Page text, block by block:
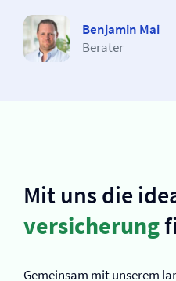
Benjamin Mai
Berater
Mit uns die
versicherung
Gemeinsam mit unserem